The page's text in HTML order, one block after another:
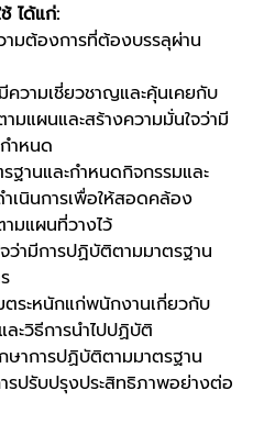
ได้แก่:
มต้องการที่ต้องบรรลุผ่าน
วามเชี่ยวชาญและคุ้นเคยกับ
มแผนและสร้างความมั่นใจว่ามี
ำหนด
ฐานและกำหนดกิจกรรมและ
เนินการเพื่อให้สอดคล้อง
มแผนที่วางไว้
ว่ามีการปฏิบัติตามมาตรฐาน
ระหนักแก่พนักงานเกี่ยวกับ
วิธีการนำไปปฏิบัติ
ษาการปฏิบัติตามมาตรฐาน
รปรับปรุงประสิทธิภาพอย่างต่อ